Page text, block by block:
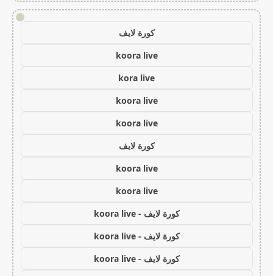
!
كورة لايف
koora live
kora live
koora live
koora live
كورة لايف
koora live
koora live
كورة لايف - koora live
كورة لايف - koora live
كورة لايف - koora live